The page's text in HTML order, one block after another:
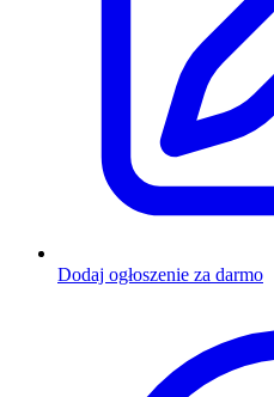
Dodaj ogłoszenie za darmo